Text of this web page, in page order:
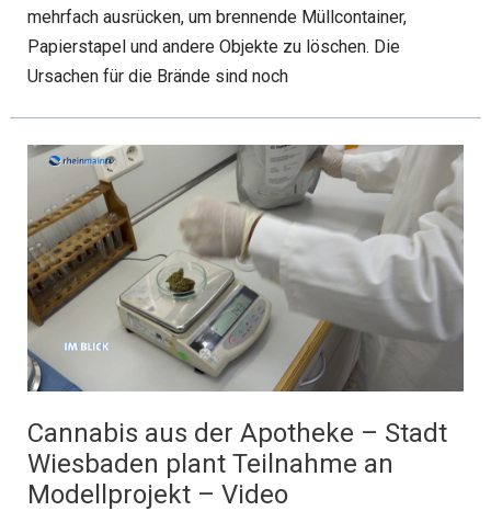
mehrfach ausrücken, um brennende Müllcontainer,
Papierstapel und andere Objekte zu löschen. Die
Ursachen für die Brände sind noch
Cannabis aus der Apotheke – Stadt
Wiesbaden plant Teilnahme an
Modellprojekt – Video